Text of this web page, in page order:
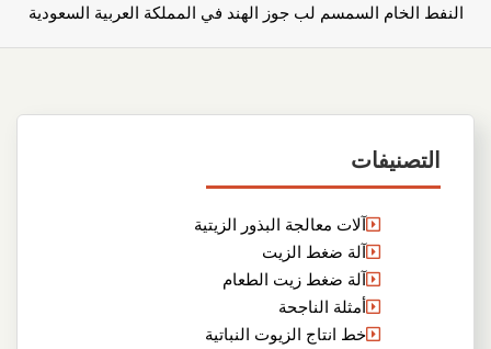
النفط الخام السمسم لب جوز الهند في المملكة العربية السعودية
التصنيفات
آلات معالجة البذور الزيتية
آلة ضغط الزيت
آلة ضغط زيت الطعام
أمثلة الناجحة
خط انتاج الزيوت النباتية